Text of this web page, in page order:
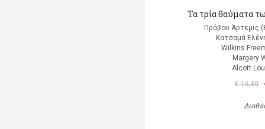
Τα τρία θαύματα
Πρόβου Άρτεμις
Κατσαμά
Wilkins
Margery
Alcott
€ 14,40